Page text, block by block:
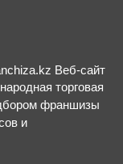
Веб-сайт
торговая
франшизы
и